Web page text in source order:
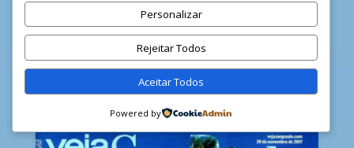
É possível curar a canelite
definitivamente?
Runner´s World Brasil | 12/2017
Personalizar
Rejeitar Todos
Aceitar Todos
Powered by